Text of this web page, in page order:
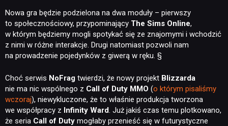
Nowa gra będzie podzielona na dwa moduły – pierwszy
to społecznościowy, przypominający The Sims Online,
w którym będziemy mogli spotykać się ze znajomymi i wchodzić
z nimi w różne interakcje. Drugi natomiast pozwoli nam
na prowadzenie pojedynków z giwerą w ręku. §
Choć serwis NoFrag twierdzi, że nowy projekt Blizzarda
nie ma nic wspólnego z Call of Duty MMO (o którym pisaliśmy
wczoraj), niewykluczone, że to właśnie produkcja tworzona
we współpracy z Infinity Ward. Już jakiś czas temu plotkowano,
że seria Call of Duty mogłaby przenieść się w futurystyczne